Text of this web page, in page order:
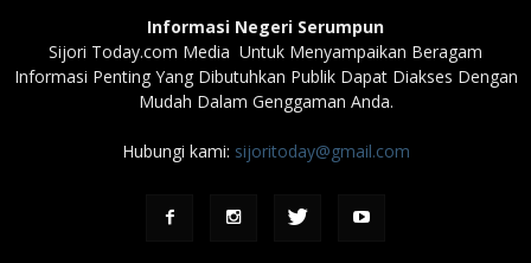
Informasi Negeri Serumpun
Sijori Today.com Media Untuk Menyampaikan Beragam
Informasi Penting Yang Dibutuhkan Publik Dapat Diakses Dengan
Mudah Dalam Genggaman Anda.
Hubungi kami: sijoritoday@gmail.com